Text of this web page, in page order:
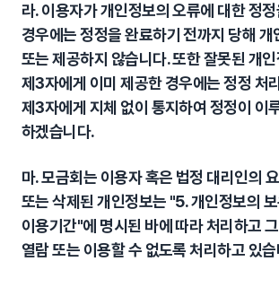
라. 이용자가 개인정보의 오류에 대한 정
경우에는 정정을 완료하기 전까지 당해 개
또는 제공하지 않습니다. 또한 잘못된 개
제3자에게 이미 제공한 경우에는 정정 처
제3자에게 지체 없이 통지하여 정정이 이
하겠습니다.
마. 모금회는 이용자 혹은 법정 대리인의
또는 삭제된 개인정보는 "5. 개인정보의
이용기간"에 명시된 바에 따라 처리하고
열람 또는 이용할 수 없도록 처리하고 있